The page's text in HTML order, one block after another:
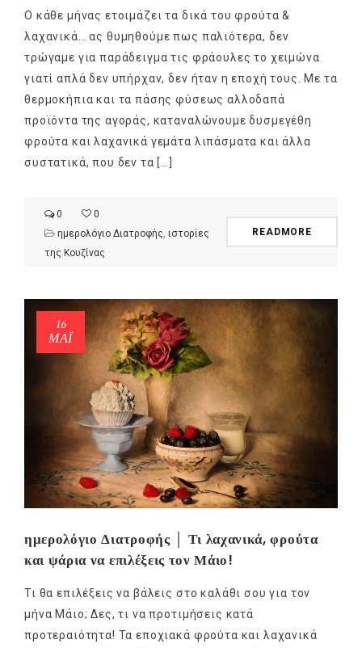
Ο κάθε μήνας ετοιμάζει τα δικά του φρούτα &
λαχανικά… ας θυμηθούμε πως παλιότερα, δεν
τρώγαμε για παράδειγμα τις φράουλες το χειμώνα
γιατί απλά δεν υπήρχαν, δεν ήταν η εποχή τους. Με τα
θερμοκήπια και τα πάσης φύσεως αλλοδαπά
προϊόντα της αγοράς, καταναλώνουμε δυσμεγέθη
φρούτα και λαχανικά γεμάτα λιπάσματα και άλλα
συστατικά, που δεν τα […]
0
0
ημερολόγιο Διατροφής, ιστορίες
της Κουζίνας
READMORE
16
ΜΑΪ́
ημερολόγιο Διατροφής │ Τι λαχανικά, φρούτα
και ψάρια να επιλέξεις τον Μάιο!
Τι θα επιλέξεις να βάλεις στο καλάθι σου για τον
μήνα Μάιο; Δες, τι να προτιμήσεις κατά
προτεραιότητα! Τα εποχιακά φρούτα και λαχανικά
NEWSLETTER
mel
y updates
fro
m